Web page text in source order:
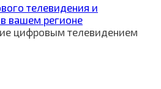
телевидения и
вашем регионе
цифровым телевидением